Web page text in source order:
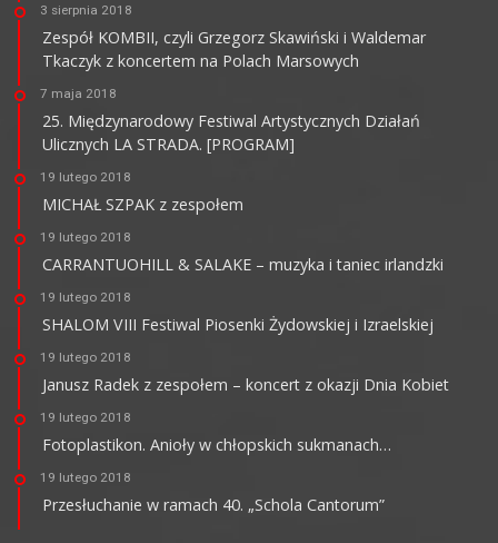
3 sierpnia 2018
Zespół KOMBII, czyli Grzegorz Skawiński i Waldemar
Tkaczyk z koncertem na Polach Marsowych
7 maja 2018
25. Międzynarodowy Festiwal Artystycznych Działań
Ulicznych LA STRADA. [PROGRAM]
19 lutego 2018
MICHAŁ SZPAK z zespołem
19 lutego 2018
CARRANTUOHILL & SALAKE – muzyka i taniec irlandzki
19 lutego 2018
SHALOM VIII Festiwal Piosenki Żydowskiej i Izraelskiej
19 lutego 2018
Janusz Radek z zespołem – koncert z okazji Dnia Kobiet
19 lutego 2018
Fotoplastikon. Anioły w chłopskich sukmanach…
19 lutego 2018
Przesłuchanie w ramach 40. „Schola Cantorum”